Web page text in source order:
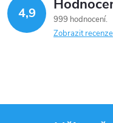
4,9
999 hodnocení
Zobrazit recenze